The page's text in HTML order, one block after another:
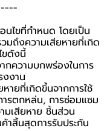
ไขที่กำหนด โดยเป็น
มถึงความเสียหายที่เกิด
ขดังนี้
กความบกพร่องในการ
งงาน
ายที่เกิดขึ้นจากการใช้
รตกหล่น, การซ่อมแซม
เสียหาย ชิ้นส่วน
สิ้นสุดการรับประกัน